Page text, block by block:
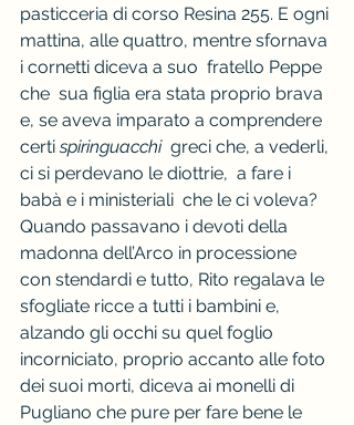
pasticceria di corso Resina 255. E ogni
mattina, alle quattro, mentre sfornava
i cornetti diceva a suo  fratello Peppe
che  sua figlia era stata proprio brava
e, se aveva imparato a comprendere
certi spiringuacchi greci che, a vederli,
ci si perdevano le diottrie,  a fare i
babà e i ministeriali  che le ci voleva?
Quando passavano i devoti della
madonna dell’Arco in processione
con stendardi e tutto, Rito regalava le
sfogliate ricce a tutti i bambini e,
alzando gli occhi su quel foglio
incorniciato, proprio accanto alle foto
dei suoi morti, diceva ai monelli di
Pugliano che pure per fare bene le